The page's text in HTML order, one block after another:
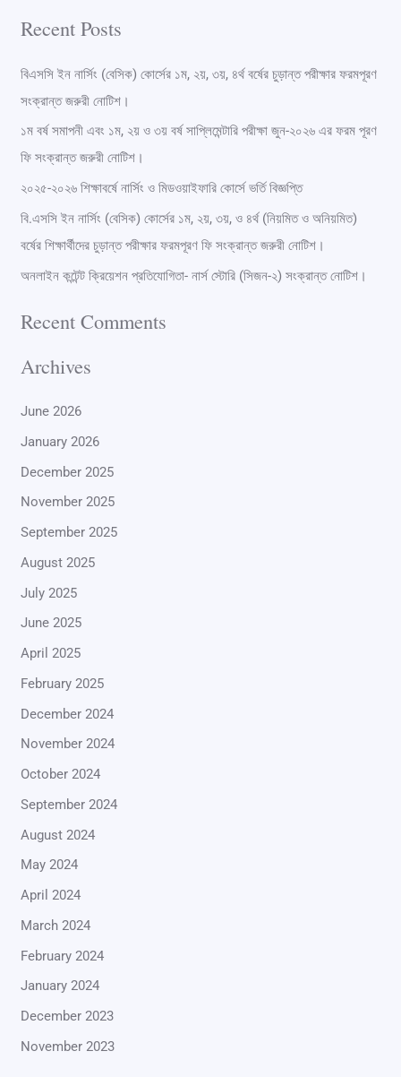
a
r
:
Recent Posts
বিএসসি ইন নার্সিং (বেসিক) কোর্সের ১ম, ২য়, ৩য়, ৪র্থ বর্ষের চুড়ান্ত পরীক্ষার ফরমপূরণ
সংক্রান্ত জরুরী নোটিশ।
১ম বর্ষ সমাপনী এবং ১ম, ২য় ও ৩য় বর্ষ সাপ্লিমেন্টারি পরীক্ষা জুন-২০২৬ এর ফরম পূরণ
ফি সংক্রান্ত জরুরী নোটিশ।
২০২৫-২০২৬ শিক্ষাবর্ষে নার্সিং ও মিডওয়াইফারি কোর্সে ভর্তি বিজ্ঞপ্তি
বি.এসসি ইন নার্সিং (বেসিক) কোর্সের ১ম, ২য়, ৩য়, ও ৪র্থ (নিয়মিত ও অনিয়মিত)
বর্ষের শিক্ষার্থীদের চুড়ান্ত পরীক্ষার ফরমপূরণ ফি সংক্রান্ত জরুরী নোটিশ।
অনলাইন কন্টেন্ট ক্রিয়েশন প্রতিযোগিতা- নার্স স্টোরি (সিজন-২) সংক্রান্ত নোটিশ।
Recent Comments
Archives
June 2026
January 2026
December 2025
November 2025
September 2025
August 2025
July 2025
June 2025
April 2025
February 2025
December 2024
November 2024
October 2024
September 2024
August 2024
May 2024
April 2024
March 2024
February 2024
January 2024
December 2023
November 2023